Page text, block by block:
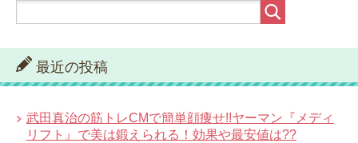
最近の投稿
武田真治の筋トレCMで簡単顔痩せ!!ヤーマン『メディ
リフト』で美は鍛えられる！効果や最安値は??